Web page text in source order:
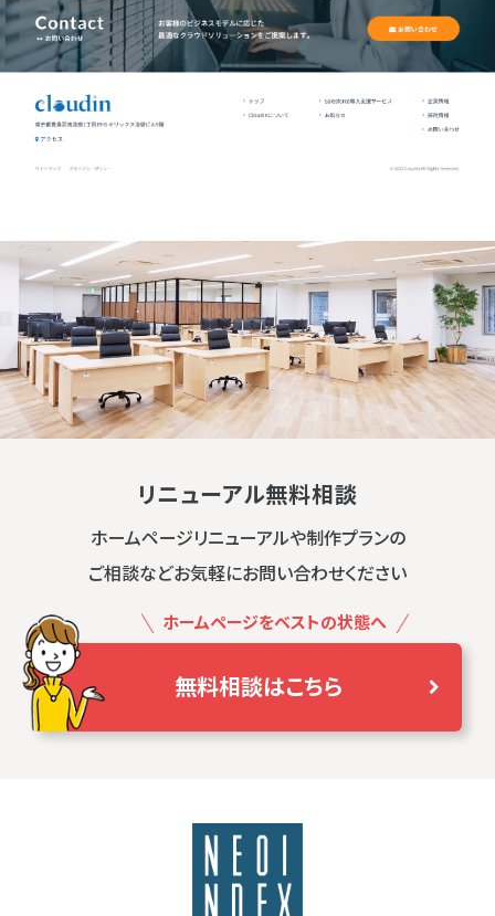
リニューアル無料相談
ホームページリニューアルや制作プランの
ご相談などお気軽にお問い合わせください
ホームページをベストの状態へ
無料相談はこちら